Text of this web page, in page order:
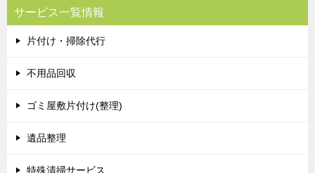
ゲ
ー
シ
サービス一覧情報
片付け・掃除代行
不用品回収
ゴミ屋敷片付け(整理)
遺品整理
特殊清掃サービス